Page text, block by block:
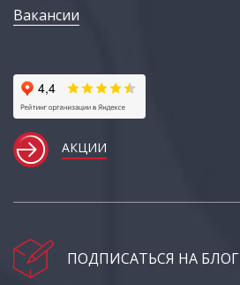
Вакансии
АКЦИИ
ПОДПИСАТЬСЯ НА БЛОГ